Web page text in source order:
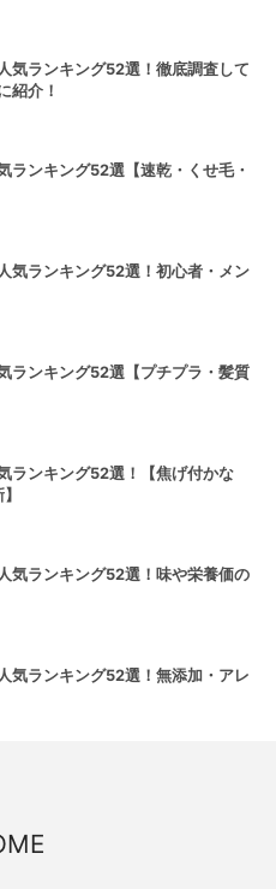
気ランキング52選！徹底調査して
紹介！
ランキング52選【速乾・くせ毛・
気ランキング52選！初心者・メン
ランキング52選【プチプラ・髪質
ランキング52選！【焦げ付かな
気ランキング52選！味や栄養価の
気ランキング52選！無添加・アレ